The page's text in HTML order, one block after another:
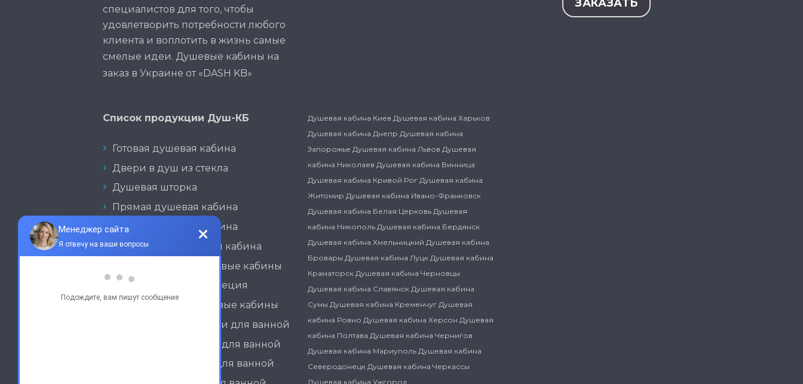
специалистов для того, чтобы
удовлетворить потребности любого
клиента и воплотить в жизнь самые
смелые идеи. Душевые кабины на
заказ в Украине от «DASH KB»
Список продукции Душ-КБ
Готовая душевая кабина
Двери в душ из стекла
Душевая шторка
Прямая душевая кабина
Угловая душевая кабина
Раздвижная душевая кабина
Нестандартные душевые кабины
Душевая кабина трапеция
Стационарные душевые кабины
Неподвижные шторки для ванной
Раздвижные шторки для ванной
Распашные шторки для ванной
Душевая кабина Киев Душевая кабина Харьков
Душевая кабина Днепр Душевая кабина
Запорожье Душевая кабина Львов Душевая
кабина Николаев Душевая кабина Винница
Душевая кабина Кривой Рог Душевая кабина
Житомир Душевая кабина Ивано-Франковск
Душевая кабина Белая Церковь Душевая
кабина Никополь Душевая кабина Бердянск
Душевая кабина Хмельницкий Душевая кабина
Бровары Душевая кабина Луцк Душевая кабина
Краматорск Душевая кабина Черновцы
Душевая кабина Славянск Душевая кабина
Сумы Душевая кабина Кременчуг Душевая
кабина Ровно Душевая кабина Херсон Душевая
кабина Полтава Душевая кабина Чернигов
Душевая кабина Мариуполь Душевая кабина
Северодонецк Душевая кабина Черкассы
Душевая кабина Ужгород